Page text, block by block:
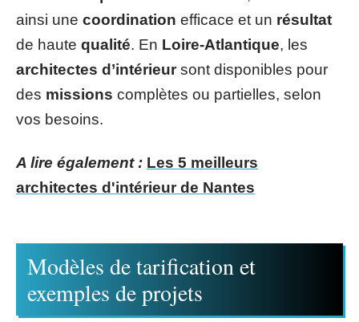
ainsi une coordination efficace et un résultat
de haute qualité. En Loire-Atlantique, les
architectes d’intérieursont disponibles pour
des missions complètes ou partielles, selon
vos besoins.
A lire également : Les 5 meilleurs
architectes d'intérieur de Nantes
Modèles de tarification et
exemples de projets